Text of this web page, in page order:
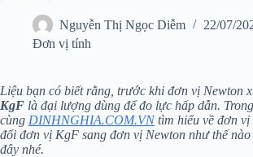
Nguyễn Thị Ngọc Diễm
22/07/
Đơn vị tính
Liệu bạn có biết rằng, trước khi đơn vị Newton
KgF là đại lượng dùng để đo lực hấp dẫn.
cùng DINHNGHIA.COM.VNtìm hiểu về đơn vị
đổi đơn vị KgF sang đơn vị Newton như thế
đây nhé.